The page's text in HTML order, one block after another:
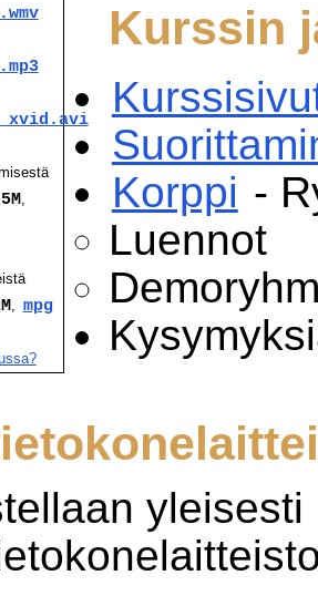
5M
mpg
Kurssin
Korppi -
Luennot
yleisesti